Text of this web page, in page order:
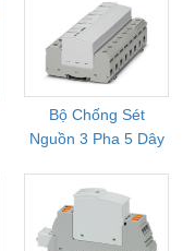
Bộ Chống Sét
Nguồn 3 Pha 5 Dây
FLT-SEC-P-T1-3S-
264/50-FM -
2909589